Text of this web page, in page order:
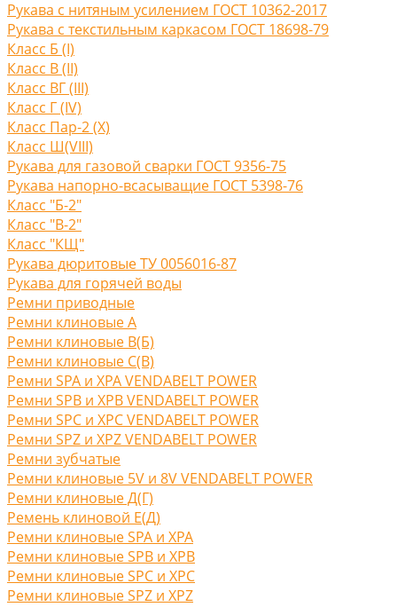
Рукава с нитяным усилением ГОСТ 10362-2017
Рукава с текстильным каркасом ГОСТ 18698-79
Класс Б (I)
Класс В (II)
Класс ВГ (III)
Класс Г (IV)
Класс Пар-2 (X)
Класс Ш(VIII)
Рукава для газовой сварки ГОСТ 9356-75
Рукава напорно-всасыващие ГОСТ 5398-76
Класс "Б-2"
Класс "В-2"
Класс "КЩ"
Рукава дюритовые ТУ 0056016-87
Рукава для горячей воды
Ремни приводные
Ремни клиновые A
Ремни клиновые В(Б)
Ремни клиновые С(B)
Ремни SPA и XPA VENDABELT POWER
Ремни SPB и XPB VENDABELT POWER
Ремни SPC и XPC VENDABELT POWER
Ремни SPZ и XPZ VENDABELT POWER
Ремни зубчатые
Ремни клиновые 5V и 8V VENDABELT POWER
Ремни клиновые Д(Г)
Ремень клиновой Е(Д)
Ремни клиновые SPA и XPA
Ремни клиновые SPB и XPB
Ремни клиновые SPC и XPC
Ремни клиновые SPZ и XPZ